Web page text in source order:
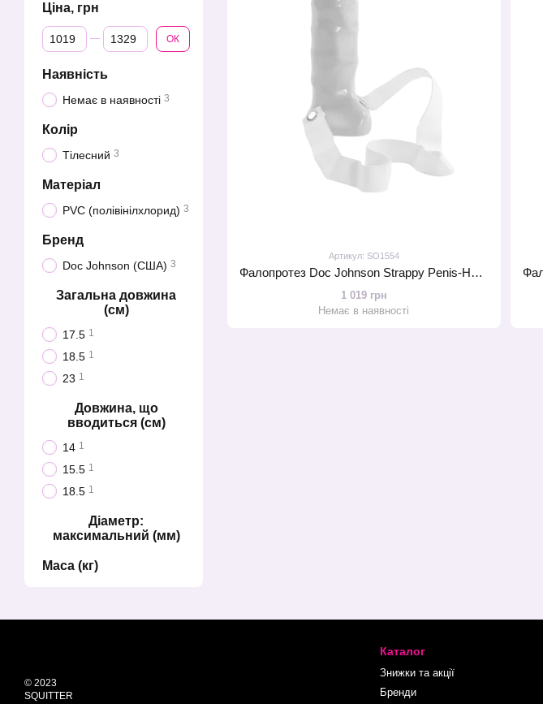
Артикул: SO1554
Фалопротез Doc Johnson Strappy Penis-Hard On Cock 7 inch, зовн. діам. 4,7 см, внутр. діам. 3,9 см
1 019 грн
Немає в наявності
Ціна, грн
Від Ціна, грн
До Ціна, грн ОК
Наявність
Немає в наявності 3
Колір
Тілесний 3
Матеріал
PVC (полівінілхлорид) 3
Бренд
Doc Johnson (США) 3
Загальна довжина
(см)
17.5 1
18.5 1
23 1
Довжина, що
вводиться (см)
14 1
15.5 1
18.5 1
Діаметр:
максимальний (мм)
Маса (кг)
© 2023
SQUITTER
Каталог
Знижки та акції
Бренди